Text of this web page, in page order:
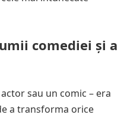
comediei și a
sau un comic – era
a transforma orice